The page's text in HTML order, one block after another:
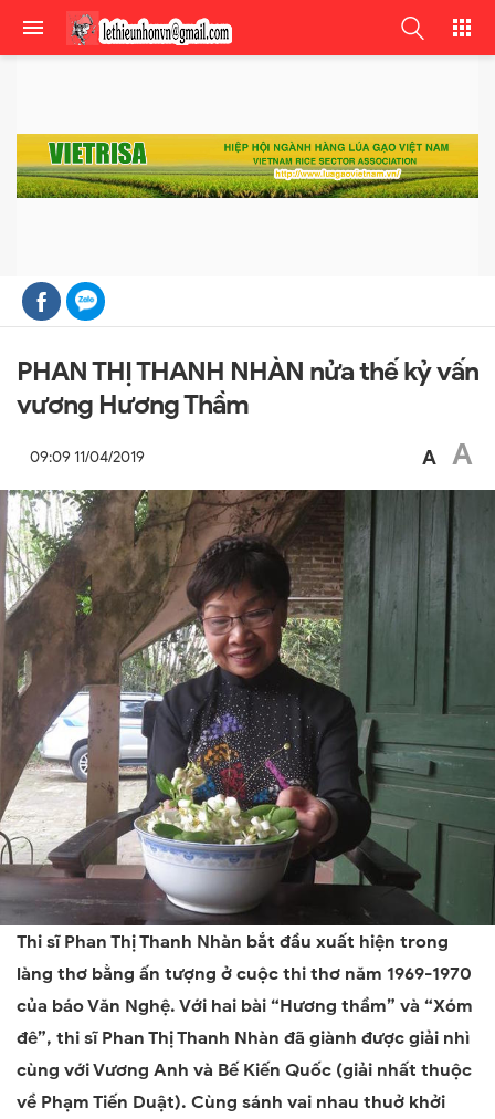
PHAN THỊ THANH NHÀN nửa thế kỷ vấn
vương Hương Thầm
09:09 11/04/2019 A A
Thi sĩ Phan Thị Thanh Nhàn bắt đầu xuất hiện trong
làng thơ bằng ấn tượng ở cuộc thi thơ năm 1969-1970
của báo Văn Nghệ. Với hai bài “Hương thầm” và “Xóm
đê”, thi sĩ Phan Thị Thanh Nhàn đã giành được giải nhì
cùng với Vương Anh và Bế Kiến Quốc (giải nhất thuộc
về Phạm Tiến Duật). Cùng sánh vai nhau thuở khởi